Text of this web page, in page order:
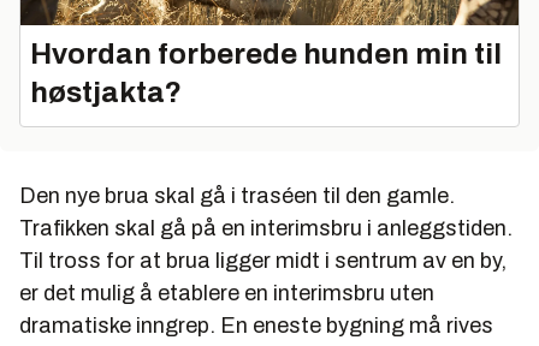
Hvordan forberede hunden min til
høstjakta?
Den nye brua skal gå i traséen til den gamle.
Trafikken skal gå på en interimsbru i anleggstiden.
Til tross for at brua ligger midt i sentrum av en by,
er det mulig å etablere en interimsbru uten
dramatiske inngrep. En eneste bygning må rives